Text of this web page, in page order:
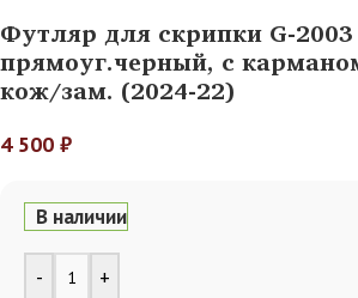
Футляр для скрипки G-
прямоуг.черный, с
кож/зам. (2024-22)
4 500 ₽
В наличии
- +
Alternative: